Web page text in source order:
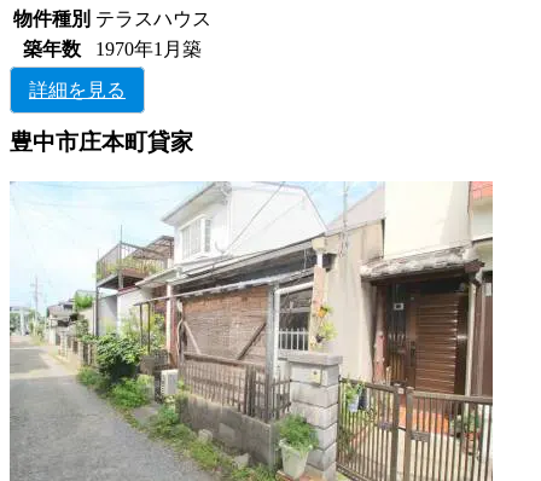
物件種別 テラスハウス
築年数
1970年1月築
詳細を見る
豊中市庄本町貸家